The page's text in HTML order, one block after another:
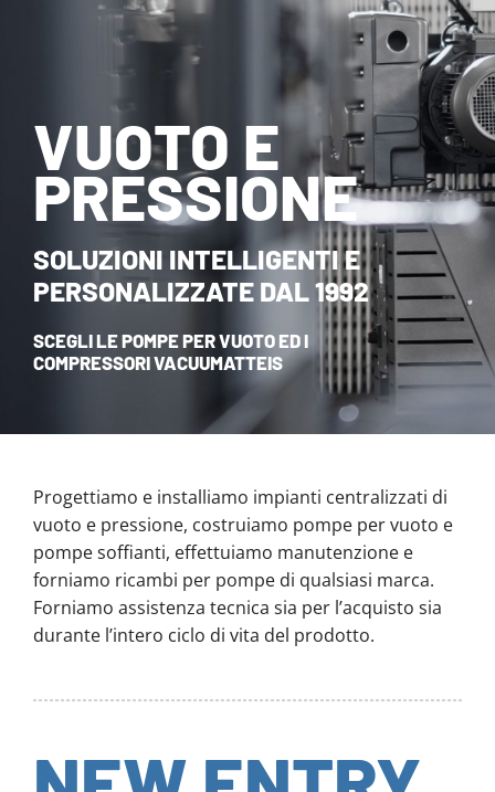
HOME
VUOTO E
PRESSIONE
SOLUZIONI INTELLIGENTI E
PERSONALIZZATE DAL 1992
SCEGLI LE POMPE PER VUOTO ED I
COMPRESSORI VACUUMATTEIS
Progettiamo e installiamo impianti centralizzati di
vuoto e pressione, costruiamo pompe per vuoto e
pompe soffianti, effettuiamo manutenzione e
forniamo ricambi per pompe di qualsiasi marca.
Forniamo assistenza tecnica sia per l’acquisto sia
durante l’intero ciclo di vita del prodotto.